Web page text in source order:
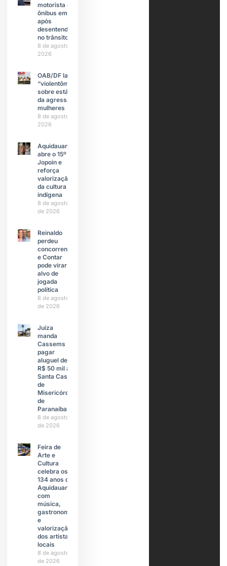
motorista de
ônibus em SP
após
desentendimento
no trânsito
8 de agosto de
2026
OAB/DF lança
“violentômetro”
sobre estágios
da agressão a
mulheres
8 de agosto de
2026
Aquidauana
abre o 15º
Jopoin e
reforça
valorização
da cultura
indígena
8 de agosto
de 2026
Reinaldo
perdeu
concorrente
e Contar
pode virar
alvo de
jogada
política
8 de agosto
de 2026
Juíza
manda
Cassems
pagar
aluguel de
R$ 50 mil à
Santa Casa
de
Misericórdia
de
Paranaíba
8 de agosto
de 2026
Feira de
Arte e
Cultura
celebra os
134 anos de
Aquidauana
com
música,
gastronomia
e
valorização
dos artistas
locais
8 de agosto
de 2026